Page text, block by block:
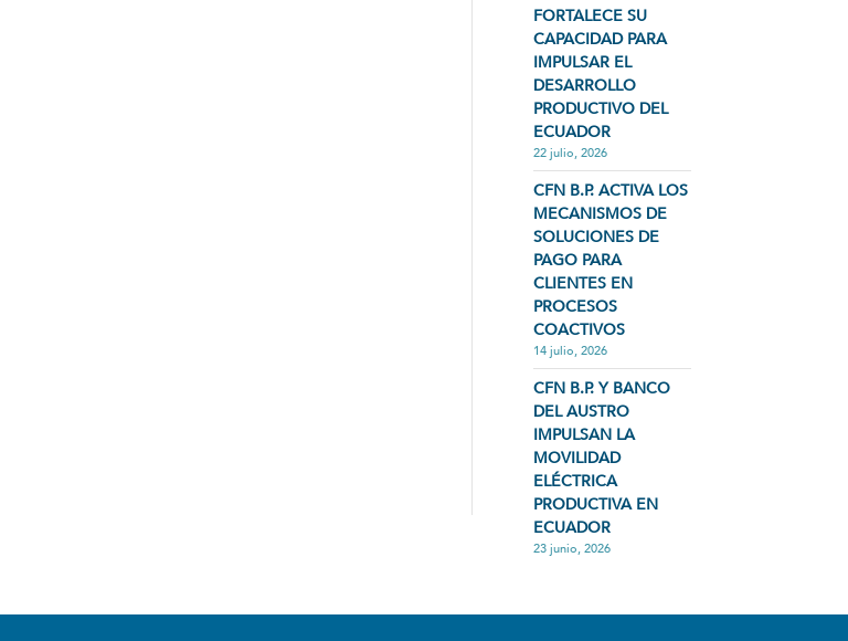
FORTALECE SU
CAPACIDAD PARA
IMPULSAR EL
DESARROLLO
PRODUCTIVO DEL
ECUADOR
22 julio, 2026
CFN B.P. ACTIVA LOS
MECANISMOS DE
SOLUCIONES DE
PAGO PARA
CLIENTES EN
PROCESOS
COACTIVOS
14 julio, 2026
CFN B.P. Y BANCO
DEL AUSTRO
IMPULSAN LA
MOVILIDAD
ELÉCTRICA
PRODUCTIVA EN
ECUADOR
23 junio, 2026